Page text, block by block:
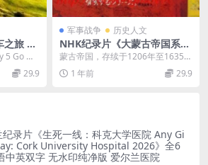
旅 Ce
720P/
5 Go Mo
29.9
军事战争 历史人文
NHK纪录片《大蒙古帝国系列
大モンゴル》全5集 日语中字
标清百度网盘下载
蒙古帝国，存续于1206年至1635
年，堪称世界历史上疆域最为广袤
的帝国。它的版...
1 年前 29.9
纪录片《生死一线：科克大学医院 Any Gi
Cork University Hospital 2026》全6
中英双字 无水印纯净版 爱尔兰医院